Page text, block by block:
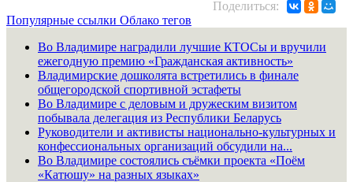
Поделиться:
Популярные ссылки Облако тегов
Во Владимире наградили лучшие КТОСы и вручили
ежегодную премию «Гражданская активность»
Владимирские дошколята встретились в финале
общегородской спортивной эстафеты
Во Владимире с деловым и дружеским визитом
побывала делегация из Республики Беларусь
Руководители и активисты национально-культурных и
конфессиональных организаций обсудили на...
Во Владимире состоялись съёмки проекта «Поём
«Катюшу» на разных языках»